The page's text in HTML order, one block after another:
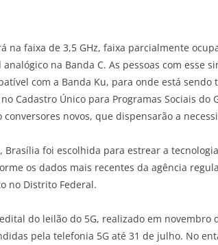
na faixa de 3,5 GHz, faixa parcialmente
na Banda C. As pessoas com esse
com a Banda Ku, para onde está
Cadastro Único para Programas Sociais do
conversores novos, que dispensarão a
Brasília foi escolhida para estrear a
os dados mais recentes da agência
no Distrito Federal.
do leilão do 5G, realizado em novembro
pela telefonia 5G até 31 de julho. No